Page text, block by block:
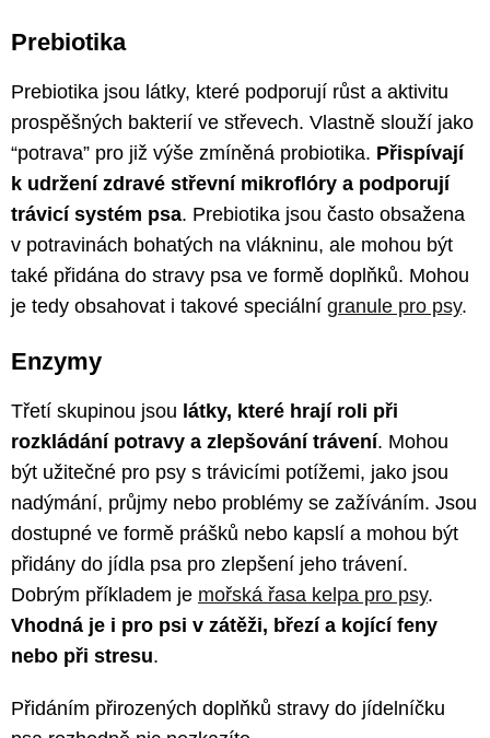
Prebiotika
Prebiotika jsou látky, které podporují růst a aktivitu
prospěšných bakterií ve střevech. Vlastně slouží jako
“potrava” pro již výše zmíněná probiotika. Přispívají
k udržení zdravé střevní mikroflóry a podporují
trávicí systém psa. Prebiotika jsou často obsažena
v potravinách bohatých na vlákninu, ale mohou být
také přidána do stravy psa ve formě doplňků. Mohou
je tedy obsahovat i takové speciální granule pro psy.
Enzymy
Třetí skupinou jsou látky, které hrají roli při
rozkládání potravy a zlepšování trávení. Mohou
být užitečné pro psy s trávicími potížemi, jako jsou
nadýmání, průjmy nebo problémy se zažíváním. Jsou
dostupné ve formě prášků nebo kapslí a mohou být
přidány do jídla psa pro zlepšení jeho trávení.
Dobrým příkladem je mořská řasa kelpa pro psy.
Vhodná je i pro psi v zátěži, březí a kojící feny
nebo při stresu.
Přidáním přirozených doplňků stravy do jídelníčku